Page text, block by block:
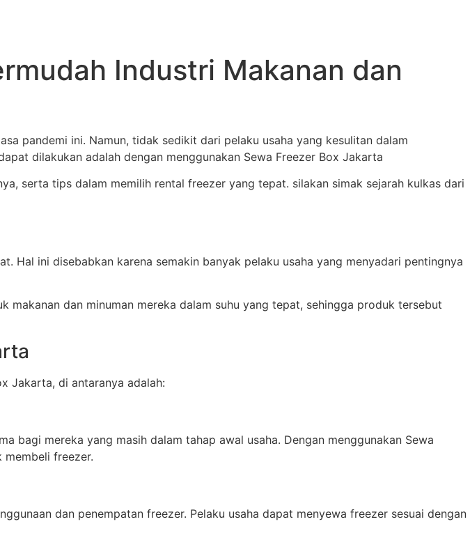
Industri Makanan dan
pandemi ini. Namun, tidak sedikit dari pelaku usaha yang kesulitan dalam
dilakukan adalah dengan menggunakan Sewa Freezer Box Jakarta
serta tips dalam memilih rental freezer yang tepat. silakan simak sejarah kulkas dari
Hal ini disebabkan karena semakin banyak pelaku usaha yang menyadari pentingnya
makanan dan minuman mereka dalam suhu yang tepat, sehingga produk tersebut
Jakarta, di antaranya adalah:
bagi mereka yang masih dalam tahap awal usaha. Dengan menggunakan Sewa
membeli freezer.
dan penempatan freezer. Pelaku usaha dapat menyewa freezer sesuai dengan